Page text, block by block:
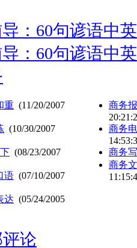
：60句谚语中
：60句谚语中
重 (11/20/2007
(10/30/2007
(08/23/2007
语 (07/10/2007
达 (05/24/2005
商务
商务
商务
商务
论